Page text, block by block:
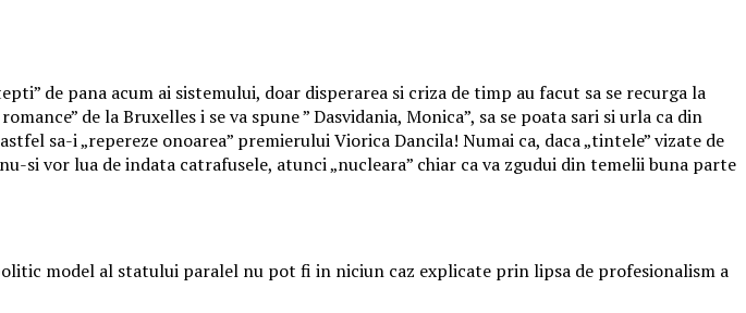
de pana acum ai sistemului, doar disperarea si criza de timp au facut sa se recurga la
de la Bruxelles i se va spune ” Dasvidania, Monica”, sa se poata sari si urla ca din
sa-i „repereze onoarea” premierului Viorica Dancila! Numai ca, daca „tintele” vizate de
vor lua de indata catrafusele, atunci „nucleara” chiar ca va zgudui din temelii buna parte
model al statului paralel nu pot fi in niciun caz explicate prin lipsa de profesionalism a